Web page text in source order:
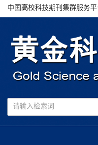
中国高校科技期刊集群服务平